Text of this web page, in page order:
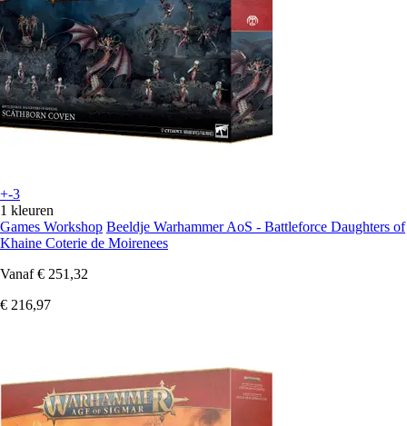
+-3
1 kleuren
Games Workshop Beeldje Warhammer AoS - Battleforce Daughters of
Khaine Coterie de Moirenees
Vanaf € 251,32
€ 216,97